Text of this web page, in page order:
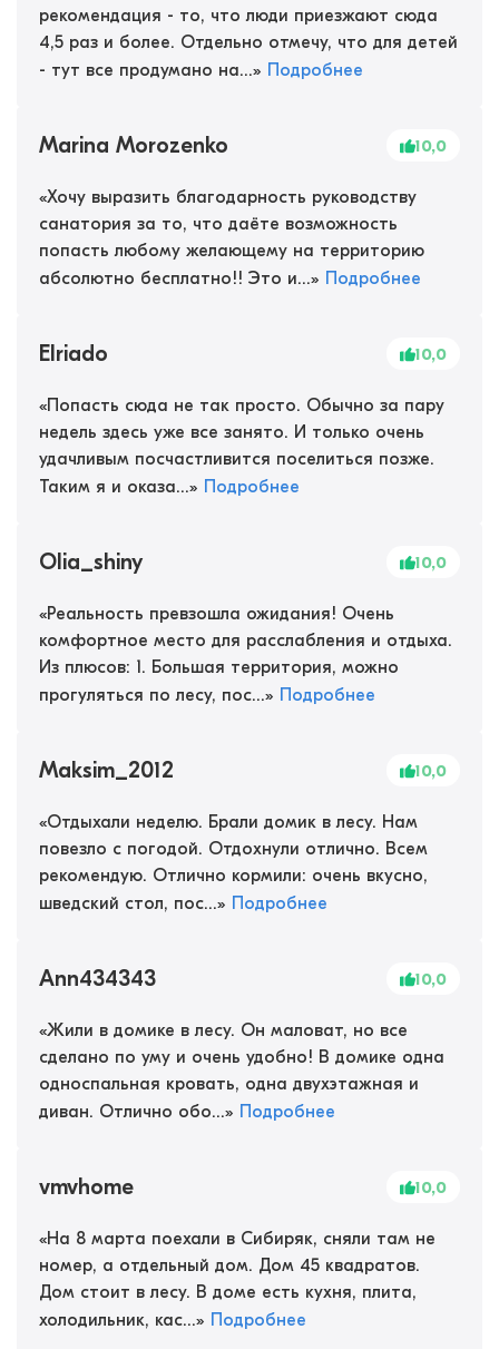
рекомендация - то, что люди приезжают сюда
4,5 раз и более. Отдельно отмечу, что для детей
- тут все продумано на...» Подробнее
Marina Morozenko 10,0
«Хочу выразить благодарность руководству
санатория за то, что даёте возможность
попасть любому желающему на территорию
абсолютно бесплатно!! Это и...» Подробнее
EIriado 10,0
«Попасть сюда не так просто. Обычно за пару
недель здесь уже все занято. И только очень
удачливым посчастливится поселиться позже.
Таким я и оказа...» Подробнее
Olia_shiny 10,0
«Реальность превзошла ожидания! Очень
комфортное место для расслабления и отдыха.
Из плюсов: 1. Большая территория, можно
прогуляться по лесу, пос...» Подробнее
Maksim_2012 10,0
«Отдыхали неделю. Брали домик в лесу. Нам
повезло с погодой. Отдохнули отлично. Всем
рекомендую. Отлично кормили: очень вкусно,
шведский стол, пос...» Подробнее
Ann434343 10,0
«Жили в домике в лесу. Он маловат, но все
сделано по уму и очень удобно! В домике одна
односпальная кровать, одна двухэтажная и
диван. Отлично обо...» Подробнее
vmvhome 10,0
«На 8 марта поехали в Сибиряк, сняли там не
номер, а отдельный дом. Дом 45 квадратов.
Дом стоит в лесу. В доме есть кухня, плита,
холодильник, кас...» Подробнее